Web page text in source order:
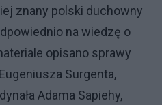
znany polski duchowny
na wiedzę o
opisano sprawy
Surgenta,
Adama Sapiehy,